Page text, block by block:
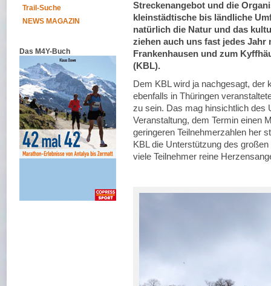
Trail-Suche
NEWS MAGAZIN
Das M4Y-Buch
Streckenangebot und die
kleinstädtische bis ländliche
natürlich die Natur und das
ziehen auch uns fast jedes Jahr
Frankenhausen und zum
(KBL).
Dem KBL wird ja nachgesagt, der
ebenfalls in Thüringen
zu sein. Das mag hinsichtlich des
Veranstaltung, dem Termin einen
geringeren Teilnehmerzahlen her
KBL die Unterstützung des
viele Teilnehmer reine